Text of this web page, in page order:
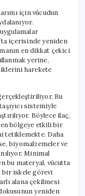
için vücudun
içerisinde yeniden
en dikkat çekici
yerine,
harekete
Bu
sistemiyle
Böylece ilaç,
bölgeye etkili bir
tetiklemekte. Daha
biyomalzemeler ve
Minimal
bu materyal, vücutta
bir iskele görevi
alana çekilmesi
yeniden